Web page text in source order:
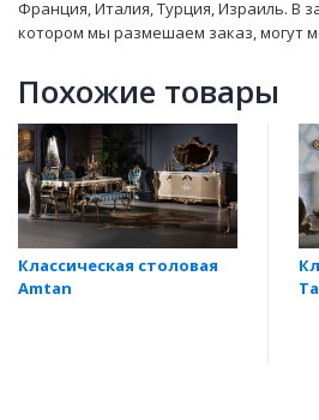
Франция, Италия, Турция, Израиль. В
котором мы размешаем заказ, могут
Похожие товары
Классическая столовая
Amtan